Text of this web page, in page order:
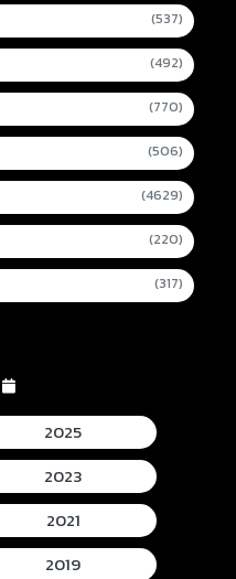
(537)
(492)
(770)
(506)
(4629)
(220)
(317)
2025
2023
2021
2019